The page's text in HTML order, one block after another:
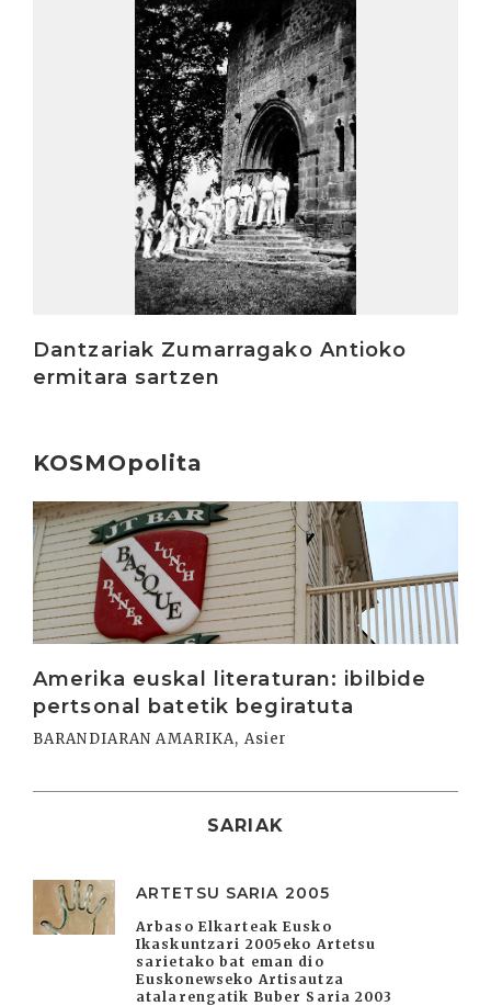
Dantzariak Zumarragako Antioko
ermitara sartzen
KOSMOpolita
Amerika euskal literaturan: ibilbide
pertsonal batetik begiratuta
BARANDIARAN AMARIKA, Asier
Irakurri
SARIAK
ARTETSU SARIA 2005
Arbaso Elkarteak Eusko
Ikaskuntzari 2005eko Artetsu
sarietako bat eman dio
Euskonewseko Artisautza
atalarengatik Buber Saria 2003